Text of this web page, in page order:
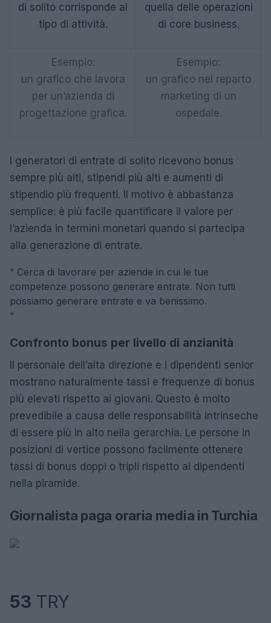
di solito corrisponde al
tipo di attività.
quella delle operazioni
di core business.
Esempio:
un grafico che lavora
per un’azienda di
progettazione grafica.
Esempio:
un grafico nel reparto
marketing di un
ospedale.
I generatori di entrate di solito ricevono bonus
sempre più alti, stipendi più alti e aumenti di
stipendio più frequenti. Il motivo è abbastanza
semplice: è più facile quantificare il valore per
l’azienda in termini monetari quando si partecipa
alla generazione di entrate.
“ Cerca di lavorare per aziende in cui le tue
competenze possono generare entrate. Non tutti
possiamo generare entrate e va benissimo.
“
Confronto bonus per livello di anzianità
Il personale dell’alta direzione e i dipendenti senior
mostrano naturalmente tassi e frequenze di bonus
più elevati rispetto ai giovani. Questo è molto
prevedibile a causa delle responsabilità intrinseche
di essere più in alto nella gerarchia. Le persone in
posizioni di vertice possono facilmente ottenere
tassi di bonus doppi o tripli rispetto ai dipendenti
nella piramide.
Giornalista paga oraria media in Turchia
53 TRY